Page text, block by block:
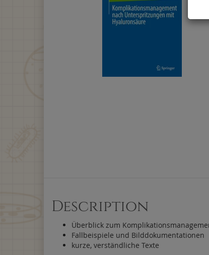
Description
Überblick zum
Fallbeispiele und Bilddokumentationen
kurze, verständliche Texte